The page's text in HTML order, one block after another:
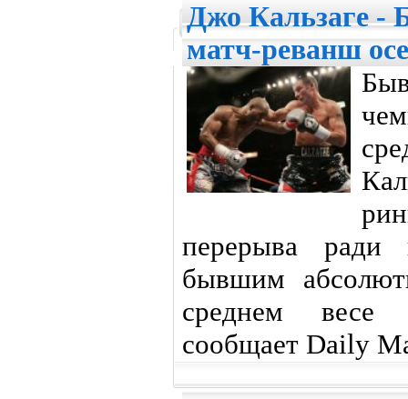
Джо Кальзаге -
матч-реванш
перерыва ради
бывшим
среднем весе
сообщает Daily